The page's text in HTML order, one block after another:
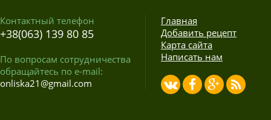
Контактный телефон
+38(063) 139 80 85
По вопросам сотрудничества
обращайтесь по e-mail:
onliska21@gmail.com
Главная
Добавить рецепт
Карта сайта
Написать нам